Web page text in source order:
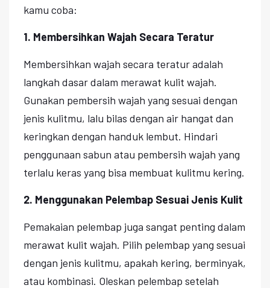
kamu coba:
1. Membersihkan Wajah Secara Teratur
Membersihkan wajah secara teratur adalah
langkah dasar dalam merawat kulit wajah.
Gunakan pembersih wajah yang sesuai dengan
jenis kulitmu, lalu bilas dengan air hangat dan
keringkan dengan handuk lembut. Hindari
penggunaan sabun atau pembersih wajah yang
terlalu keras yang bisa membuat kulitmu kering.
2. Menggunakan Pelembap Sesuai Jenis Kulit
Pemakaian pelembap juga sangat penting dalam
merawat kulit wajah. Pilih pelembap yang sesuai
dengan jenis kulitmu, apakah kering, berminyak,
atau kombinasi. Oleskan pelembap setelah